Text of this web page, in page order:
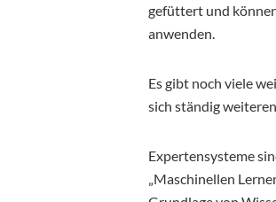
gefüttert und
anwenden.
Es gibt noch viele
sich ständig
Expertensysteme
„Maschinellen